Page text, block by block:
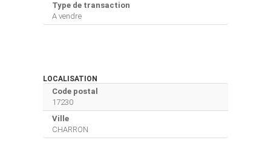
Type de transaction
A vendre
LOCALISATION
Code postal
17230
Ville
CHARRON